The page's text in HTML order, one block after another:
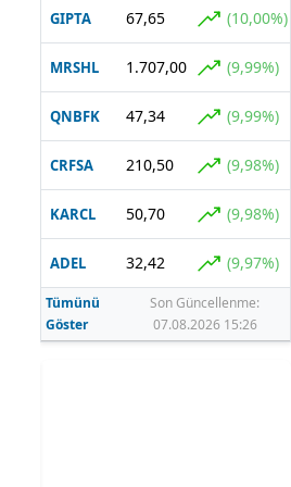
GIPTA 67,65 (10,00%)
MRSHL 1.707,00 (9,99%)
QNBFK 47,34 (9,99%)
CRFSA 210,50 (9,98%)
KARCL 50,70 (9,98%)
ADEL 32,42 (9,97%)
Tümünü
Göster
Son Güncellenme:
07.08.2026 15:26